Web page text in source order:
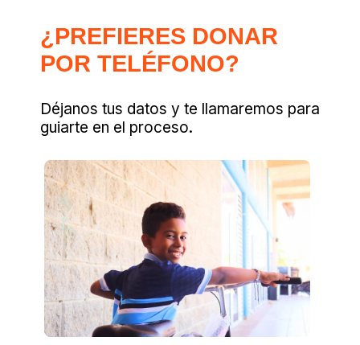
¿PREFIERES DONAR
POR TELÉFONO?
Déjanos tus datos y te llamaremos para
guiarte en el proceso.